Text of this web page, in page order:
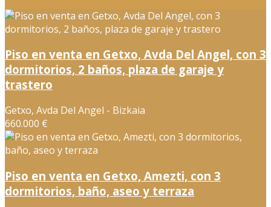
Piso en venta en Getxo, Avda Del Angel, con 3
dormitorios, 2 baños, plaza de garaje y
trastero
Getxo, Avda Del Angel - Bizkaia
660.000 €
Piso en venta en Getxo, Amezti, con 3
dormitorios, baño, aseo y terraza